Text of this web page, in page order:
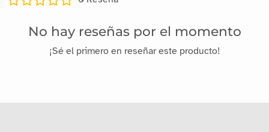
No hay reseñas por el momento
¡Sé el primero en reseñar este producto!